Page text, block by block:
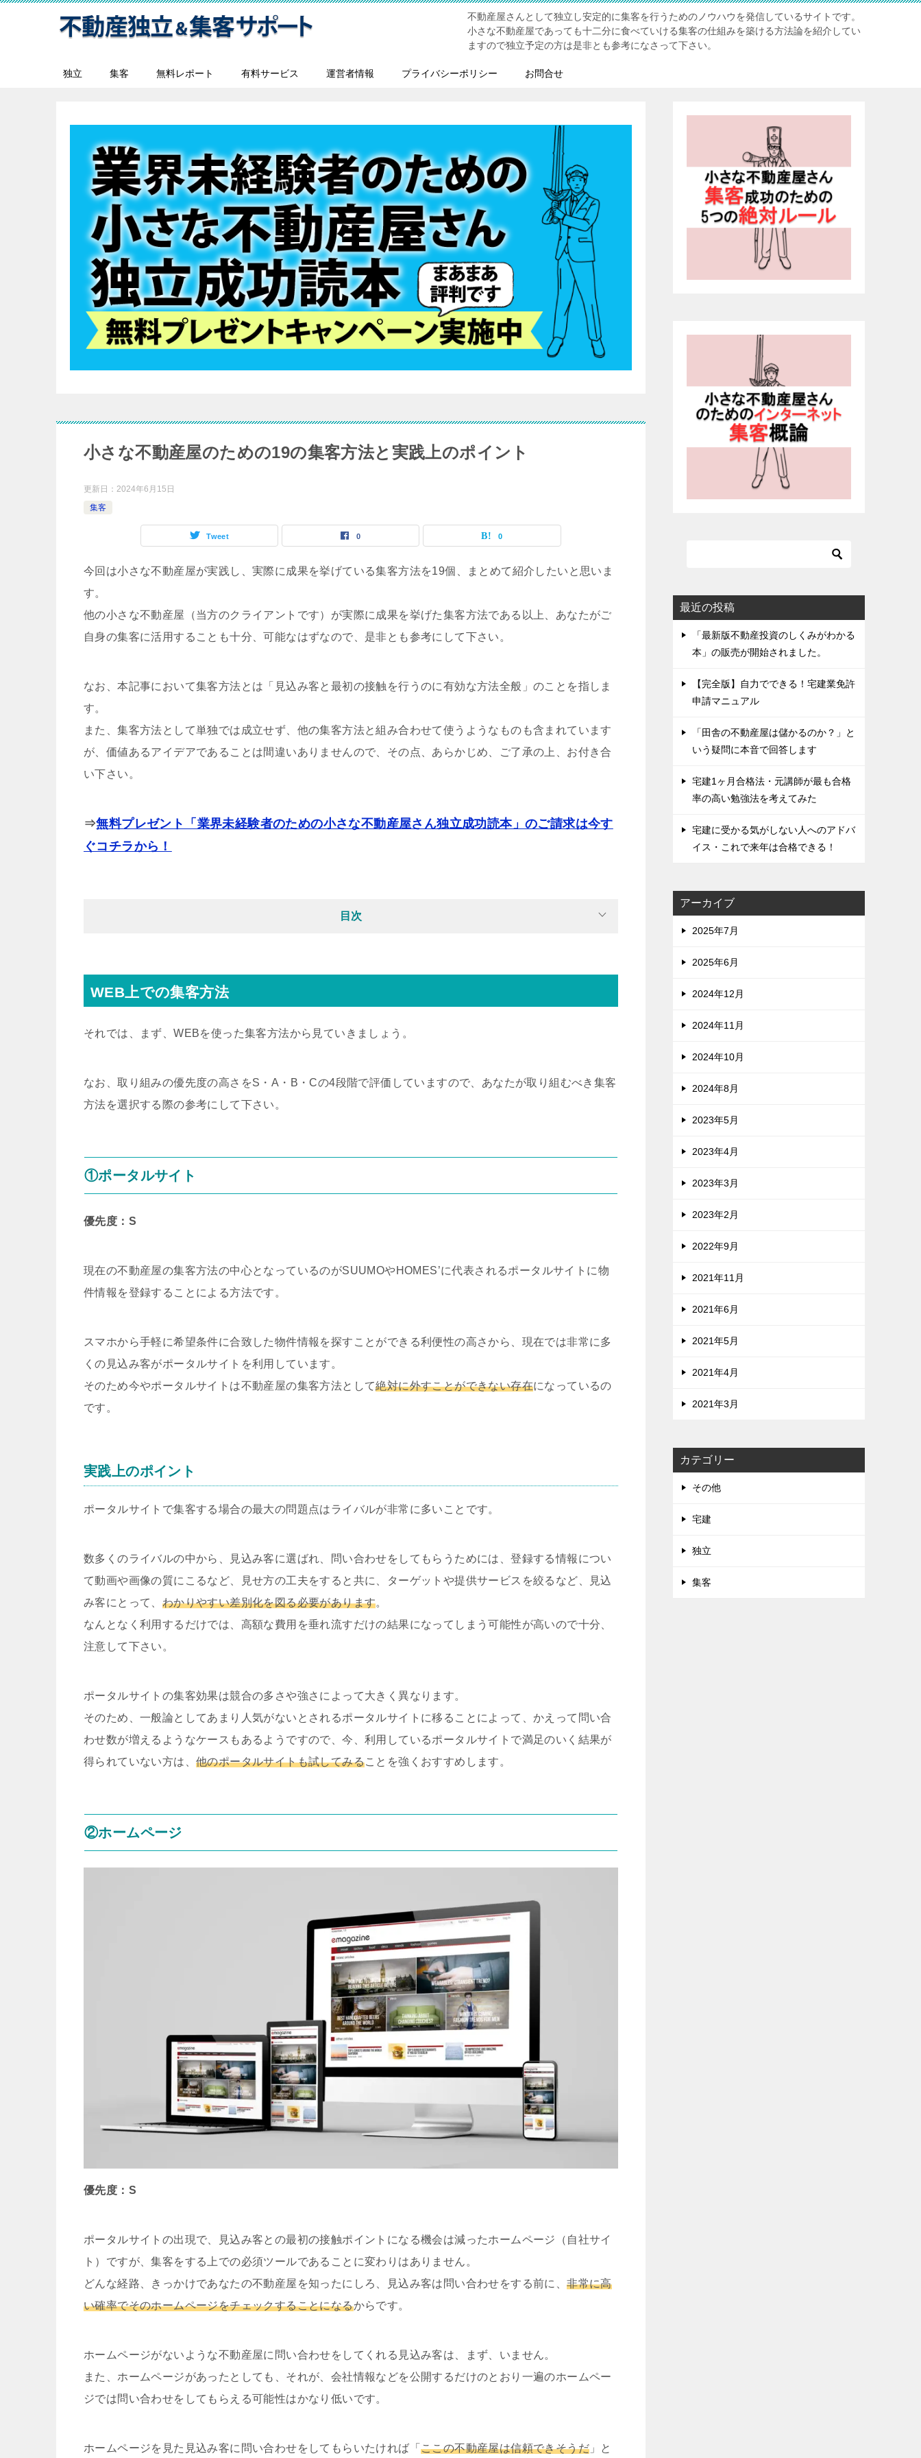
不動産屋さんとして独立し安定的に集客を行うためのノウハウを発信しているサイトです。
小さな不動産屋であっても十二分に食べていける集客の仕組みを築ける方法論を紹介してい
ますので独立予定の方は是非とも参考になさって下さい。
独立 集客 無料レポート 有料サービス 運営者情報 プライバシーポリシー お問合せ
小さな不動産屋のための19の集客方法と実践上のポイント
更新日： 2024年6月15日
集客
Tweet 0 0
今回は小さな不動産屋が実践し、実際に成果を挙げている集客方法を19個、まとめて紹介したいと思いま
す。
他の小さな不動産屋（当方のクライアントです）が実際に成果を挙げた集客方法である以上、あなたがご
自身の集客に活用することも十分、可能なはずなので、是非とも参考にして下さい。
なお、本記事において集客方法とは「見込み客と最初の接触を行うのに有効な方法全般」のことを指しま
す。
また、集客方法として単独では成立せず、他の集客方法と組み合わせて使うようなものも含まれています
が、価値あるアイデアであることは間違いありませんので、その点、あらかじめ、ご了承の上、お付き合
い下さい。
⇒無料プレゼント「業界未経験者のための小さな不動産屋さん独立成功読本」のご請求は今す
ぐコチラから！
目次
WEB上での集客方法
それでは、まず、WEBを使った集客方法から見ていきましょう。
なお、取り組みの優先度の高さをS・A・B・Cの4段階で評価していますので、あなたが取り組むべき集客
方法を選択する際の参考にして下さい。
①ポータルサイト
優先度：S
現在の不動産屋の集客方法の中心となっているのがSUUMOやHOMES’に代表されるポータルサイトに物
件情報を登録することによる方法です。
スマホから手軽に希望条件に合致した物件情報を探すことができる利便性の高さから、現在では非常に多
くの見込み客がポータルサイトを利用しています。
そのため今やポータルサイトは不動産屋の集客方法として絶対に外すことができない存在になっているの
です。
実践上のポイント
ポータルサイトで集客する場合の最大の問題点はライバルが非常に多いことです。
数多くのライバルの中から、見込み客に選ばれ、問い合わせをしてもらうためには、登録する情報につい
て動画や画像の質にこるなど、見せ方の工夫をすると共に、ターゲットや提供サービスを絞るなど、見込
み客にとって、 わかりやすい差別化を図る必要があります。
なんとなく利用するだけでは、高額な費用を垂れ流すだけの結果になってしまう可能性が高いので十分、
注意して下さい。
ポータルサイトの集客効果は競合の多さや強さによって大きく異なります。
そのため、一般論としてあまり人気がないとされるポータルサイトに移ることによって、かえって問い合
わせ数が増えるようなケースもあるようですので、今、利用しているポータルサイトで満足のいく結果が
得られていない方は、 他のポータルサイトも試してみることを強くおすすめします。
②ホームページ
優先度：S
ポータルサイトの出現で、見込み客との最初の接触ポイントになる機会は減ったホームページ（自社サイ
ト）ですが、集客をする上での必須ツールであることに変わりはありません。
どんな経路、きっかけであなたの不動産屋を知ったにしろ、見込み客は問い合わせをする前に、非常に高
い確率でそのホームページをチェックすることになるからです。
ホームページがないような不動産屋に問い合わせをしてくれる見込み客は、まず、いません。
また、ホームページがあったとしても、それが、会社情報などを公開するだけのとおり一遍のホームペー
ジでは問い合わせをしてもらえる可能性はかなり低いです。
ホームページを見た見込み客に問い合わせをしてもらいたければ「 ここの不動産屋は信頼できそうだ 」と
最近の投稿
「最新版不動産投資のしくみがわかる
本」の販売が開始されました。
【完全版】自力でできる！宅建業免許
申請マニュアル
「田舎の不動産屋は儲かるのか？」と
いう疑問に本音で回答します
宅建1ヶ月合格法・元講師が最も合格
率の高い勉強法を考えてみた
宅建に受かる気がしない人へのアドバ
イス・これで来年は合格できる！
アーカイブ
2025年7月
2025年6月
2024年12月
2024年11月
2024年10月
2024年8月
2023年5月
2023年4月
2023年3月
2023年2月
2022年9月
2021年11月
2021年6月
2021年5月
2021年4月
2021年3月
カテゴリー
その他
宅建
独立
集客